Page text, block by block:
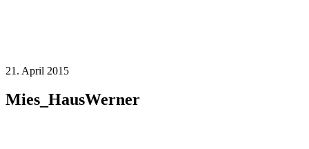
21. April 2015
Mies_HausWerner